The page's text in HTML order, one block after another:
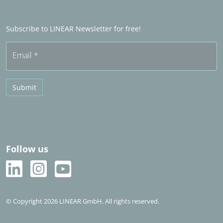
Subscribe to LINEAR Newsletter for free!
Email *
Submit
Follow us
© Copyright 2026 LINEAR GmbH. All rights reserved.